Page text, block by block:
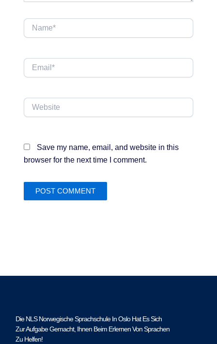
Name*
Email*
Website
Save my name, email, and website in this
browser for the next time I comment.
Die NLS Norwegische Sprachschule In Oslo Hat Es Sich
Zur Aufgabe Gemacht, Ihnen Beim Erlernen Von Sprachen
Zu Helfen!